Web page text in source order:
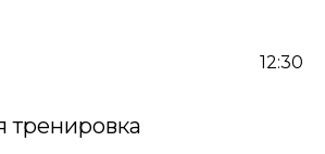
12:30
тренировка